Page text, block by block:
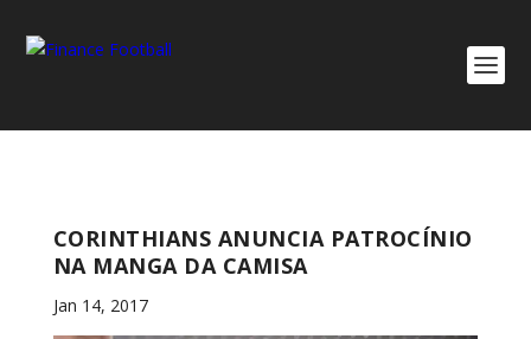
CORINTHIANS ANUNCIA PATROCÍNIO
NA MANGA DA CAMISA
Jan 14, 2017